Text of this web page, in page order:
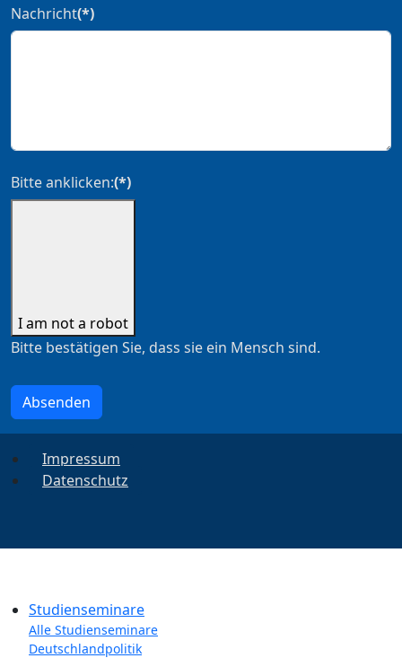
Nachricht(*)
Bitte anklicken:(*)
I am not a robot
Bitte bestätigen Sie, dass sie ein Mensch sind.
Absenden
Impressum
Datenschutz
Studienseminare
Alle Studienseminare
Deutschlandpolitik